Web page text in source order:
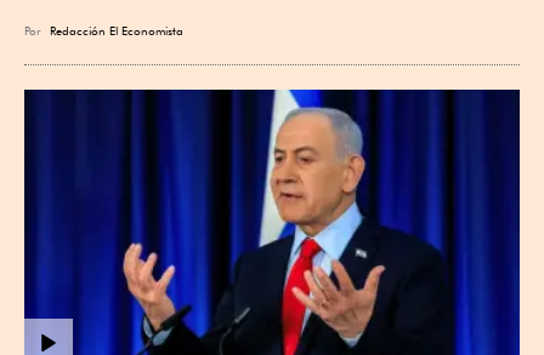
Por Redacción El Economista